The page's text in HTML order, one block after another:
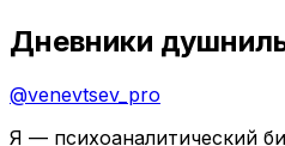
Дневники
@venevtsev_pro
Я — психоаналитический